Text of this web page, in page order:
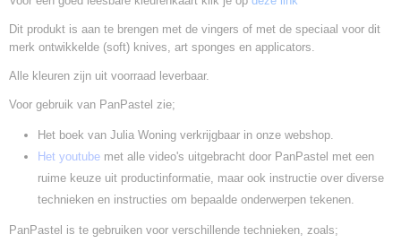
Dit produkt is aan te brengen met de vingers of met de speciaal voor dit
merk ontwikkelde (soft) knives, art sponges en applicators.
Alle kleuren zijn uit voorraad leverbaar.
Voor gebruik van PanPastel zie;
Het boek van Julia Woning verkrijgbaar in onze webshop.
Het youtube met alle video's uitgebracht door PanPastel met een
ruime keuze uit productinformatie, maar ook instructie over diverse
technieken en instructies om bepaalde onderwerpen tekenen.
PanPastel is te gebruiken voor verschillende technieken, zoals;